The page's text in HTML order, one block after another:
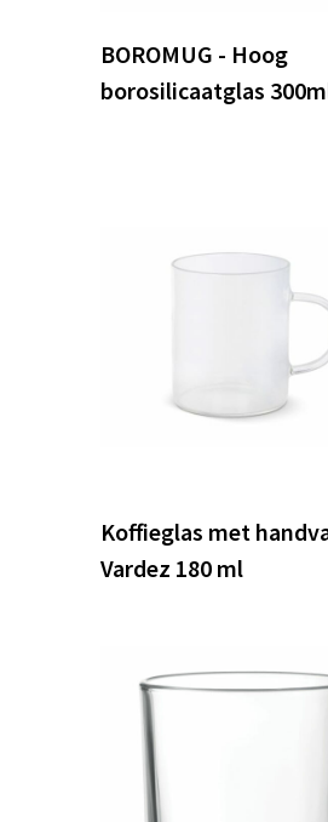
BOROMUG - Hoog
borosilicaatglas
Koffieglas met
Vardez 180 ml